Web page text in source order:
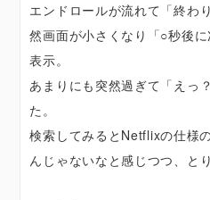
エンドロールが流れて「終わ
然画面が小さくなり「○秒後
表示。
あまりにも突然過ぎて「えっ
た。
検索してみるとNetflixの仕様
んじゃないなと感じつつ、と